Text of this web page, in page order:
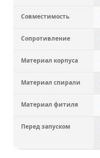
Совместимость
Сопротивление
Материал корпуса
Материал спирали
Материал фитиля
Перед запуском